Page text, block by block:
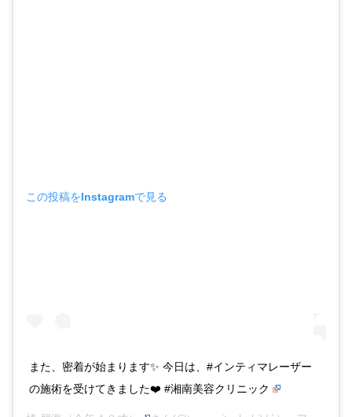
この投稿をInstagramで見る
また、密着が始まります✨ 今日は、#インティマレーザー
の施術を受けてきました❤️ #湘南美容クリニック